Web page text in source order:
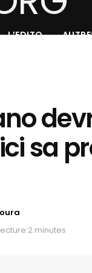
L’EDITO
sa
minutes